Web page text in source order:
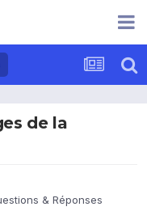
de la
& Réponses